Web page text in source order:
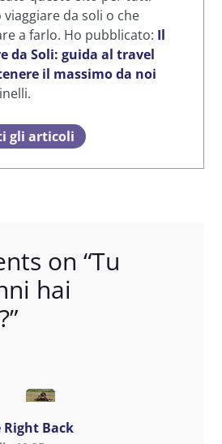
da soli o che
a farlo. Ho pubblicato: Il
da Soli: guida al travel
il massimo da noi
gli articoli
on “Tu
hai
”
Right Back